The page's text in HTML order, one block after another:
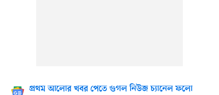
প্রথম আলোর খবর পেতে গুগল নিউজ চ্যানেল ফলো